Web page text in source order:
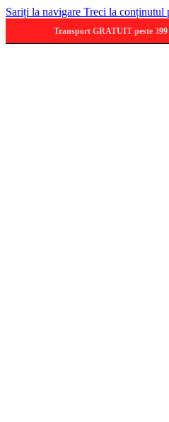
Sariți la navigare Treci la conținutul
Transport GRATUIT peste